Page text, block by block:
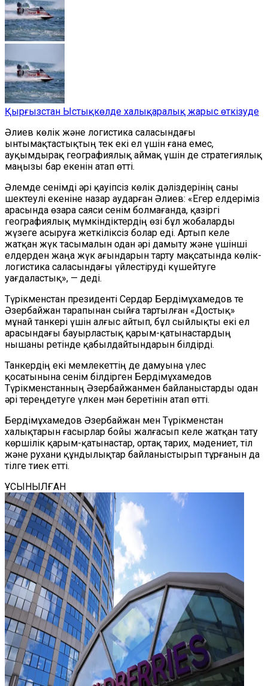
Қырғызстан Ыстықкөлде халықаралық жарыс өткізуде
Әлиев көлік және логистика саласындағы
ынтымақтастықтың тек екі ел үшін ғана емес,
ауқымдырақ географиялық аймақ үшін де стратегиялық
маңызы бар екенін атап өтті.
Әлемде сенімді әрі қауіпсіз көлік дәліздерінің саны
шектеулі екеніне назар аударған Әлиев: «Егер елдеріміз
арасында өзара саяси сенім болмағанда, қазіргі
географиялық мүмкіндіктердің өзі бұл жобаларды
жүзеге асыруға жеткіліксіз болар еді. Артып келе
жатқан жүк тасымалын одан әрі дамыту және үшінші
елдерден жаңа жүк ағындарын тарту мақсатында көлік-
логистика саласындағы үйлестіруді күшейтуге
уағдаластық», — деді.
Түрікменстан президенті Сердар Бердімұхамедов те
Әзербайжан тарапынан сыйға тартылған «Достық»
мұнай танкері үшін алғыс айтып, бұл сыйлықты екі ел
арасындағы бауырластық қарым-қатынастардың
нышаны ретінде қабылдайтындарын білдірді.
Танкердің екі мемлекеттің де дамуына үлес
қосатынына сенім білдірген Бердімұхамедов
Түрікменстанның Әзербайжанмен байланыстарды одан
әрі тереңдетуге үлкен мән беретінін атап өтті.
Бердімұхамедов Әзербайжан мен Түрікменстан
халықтарын ғасырлар бойы жалғасып келе жатқан тату
көршілік қарым-қатынастар, ортақ тарих, мәдениет, тіл
және рухани құндылықтар байланыстырып тұрғанын да
тілге тиек етті.
ҰСЫНЫЛҒАН